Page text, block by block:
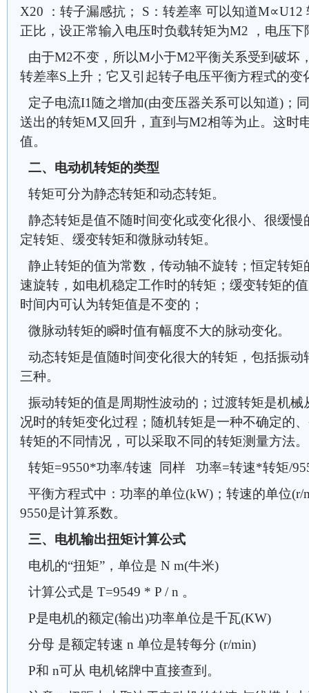
X20 ：转子漏感抗； S：转差率 可以知道M∝U12
正比，设正常输入电压时负载转矩为M2 ，电压
由于M2不变，所以M小于M2平衡关系受到破坏
转差率S上升；它又引起转子电压平衡方程式的变
定子电流I1随之增加(由变压器关系可以知道)；
送出的转矩M又回升，直到与M2相等为止。这时
值。
二、电动机转矩的类型
转矩可分为静态转矩和动态转矩。
静态转矩是值不随时间变化或变化很小、很缓
定转矩、缓变转矩和微脉动转矩。
静止转矩的值为常数，传动轴不旋转；恒定转
速旋转，如电机稳定工作时的转矩；缓变转矩的
时间内可认为转矩值是不变的；
微脉动转矩的瞬时值有幅度不大的脉动变化。
动态转矩是值随时间变化很大的转矩，包括振
三种。
振动转矩的值是周期性波动的；过渡转矩是机
况时的转矩变化过程；随机转矩是一种不确定的
转矩的不同情况，可以采取不同的转矩测量方法。
转矩=9550*功率/转速 同样 功率=转速*转矩/
平衡方程式中：功率的单位(kW)；转速的单位(r/
9550是计算系数。
三、电机输出扭矩计算公式
电机的“扭矩”，单位是 N m(牛米)
计算公式是 T=9549 * P / n 。
P是电机的额定(输出)功率单位是千瓦(KW)
分母 是额定转速 n 单位是转每分 (r/min)
P和 n可从 电机铭牌中直接查到。